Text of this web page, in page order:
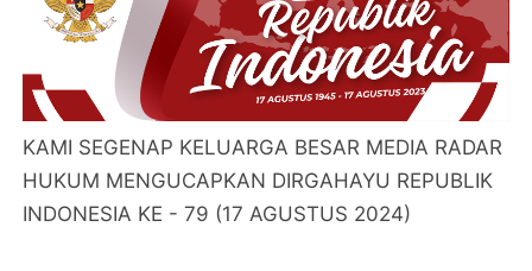
KAMI SEGENAP KELUARGA BESAR MEDIA RADAR
HUKUM MENGUCAPKAN DIRGAHAYU REPUBLIK
INDONESIA KE - 79 (17 AGUSTUS 2024)